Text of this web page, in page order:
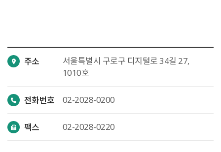
주소
서울특별시 구로구 디지털로 34길 27,
1010호
전화번호 02-2028-0200
팩스 02-2028-0220